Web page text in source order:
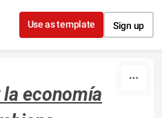
content
Use as template Sign up
economía